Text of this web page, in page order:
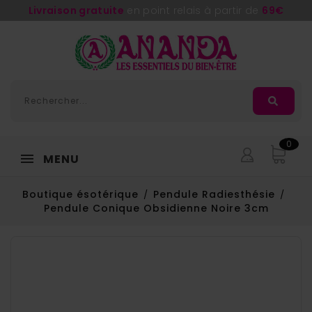
Livraison gratuite 69€
MENU
0
Boutique ésotérique
Pendule Radiesthésie
Pendule Conique Obsidienne Noire 3cm